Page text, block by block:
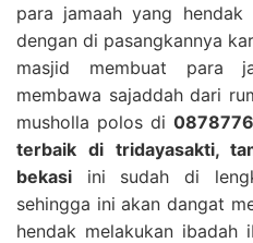
para jamaah yang hendak
dengan di pasangkannya
masjid membuat para
membawa sajaddah dari
musholla polos di
terbaik di tridayasakti,
bekasi ini sudah di
sehingga ini akan dangat
hendak melakukan